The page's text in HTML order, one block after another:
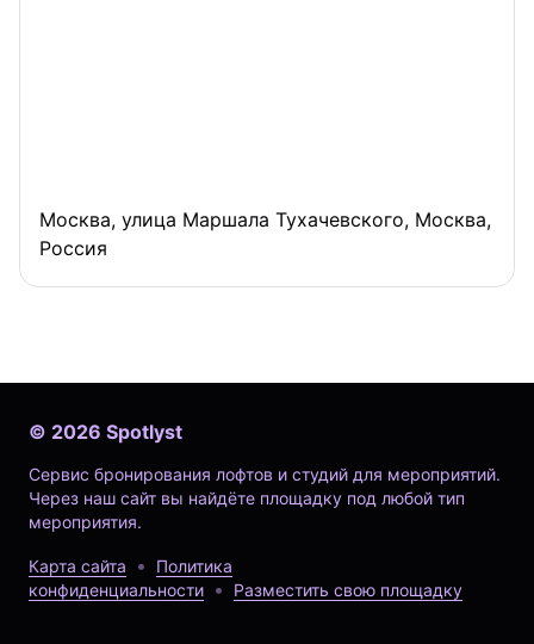
Москва, улица Маршала Тухачевского, Москва,
Россия
© 2026 Spotlyst
Сервис бронирования лофтов и студий для мероприятий.
Через наш сайт вы найдёте площадку под любой тип
мероприятия.
Карта сайта
Политика
конфиденциальности
Разместить свою площадку